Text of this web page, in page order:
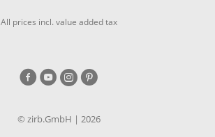
All prices incl. value added tax
© zirb.GmbH | 2026